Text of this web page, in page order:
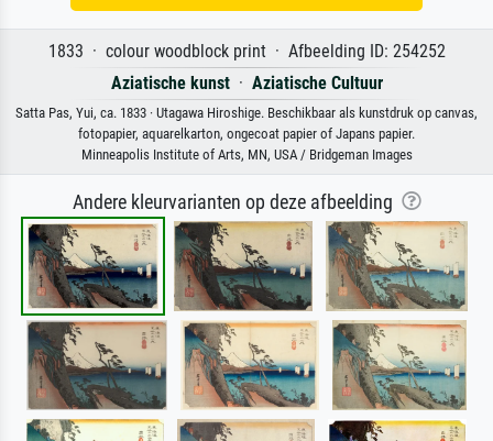
1833 · colour woodblock print · Afbeelding ID: 254252
Aziatische kunst· Aziatische Cultuur
Satta Pas, Yui, ca. 1833 · Utagawa Hiroshige. Beschikbaar als kunstdruk op canvas,
fotopapier, aquarelkarton, ongecoat papier of Japans papier.
Minneapolis Institute of Arts, MN, USA / Bridgeman Images
Andere kleurvarianten op deze afbeelding